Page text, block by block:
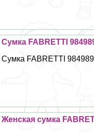
Сумка FABRETTI
Сумка FABRETTI
Женская сумка